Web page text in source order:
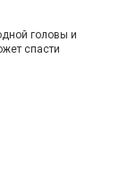
головы и
спасти